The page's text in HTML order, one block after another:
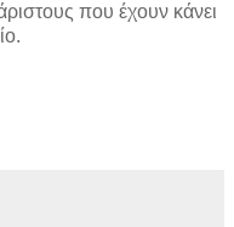
που έχουν κάνει